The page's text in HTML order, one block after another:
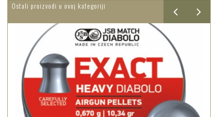
Ostali proizvodi u ovoj kategoriji